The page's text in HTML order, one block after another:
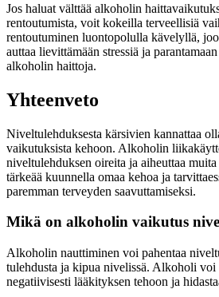
Jos haluat välttää alkoholin
rentoutumista, voit kokeilla terveellisiä
rentoutuminen luontopolulla kävelyllä,
auttaa lievittämään stressiä ja
alkoholin haittoja.
Yhteenveto
Niveltulehduksesta kärsivien kannattaa
vaikutuksista kehoon. Alkoholin
niveltulehduksen oireita ja aiheuttaa
tärkeää kuunnella omaa kehoa ja
paremman terveyden saavuttamiseksi.
Mikä on alkoholin vaikutus
Alkoholin nauttiminen voi pahentaa
tulehdusta ja kipua nivelissä. Alkoholi voi
negatiivisesti lääkityksen tehoon ja